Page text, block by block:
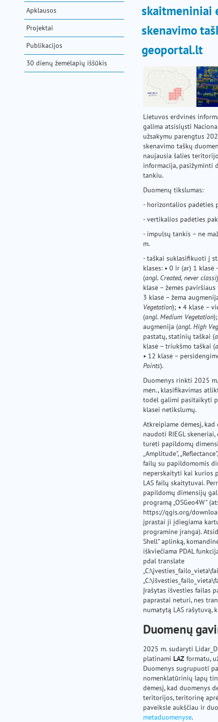
pagalba
Apklausos
Projektai
Publikacijos
30 dienų žemėlapių iššūkis
skaitmeniniai
skenavimo
geoportal.lt
Lietuvos erdvinės
galima atsisiųsti
užsakymu parengtus
skenavimo taškų
naujausia šalies
informacija, pasižyminti
tankiu.
Duomenų tikslumas:
- horizontalios padėties
- vertikalios padėties
- impulsų tankis – ne
m.
- taškai suklasifikuoti į
klases: • 0 ir (ar) 1
(angl. Created, never
klasė – žemės paviršiaus
3 klasė – žema
Vegetation); • 4 klasė –
(angl. Medium Vegetation
augmenija (angl. High
pastatų, statinių taškai (
klasė – triukšmo taškai (
• 12 klasė –
Points).
Duomenys rinkti 2025
mėn., klasifikavimas
todėl galimi pasitaikyti
klasei netikslumų.
Atkreipiame dėmesį,
naudoti RIEGL
turėti papildomų
„Amplitude",
failų su papildomomis
neperskaityti kai kurios
LAS failų skaitytuvai.
papildomų dimensijų
programą „OSGeo4W"
https://qgis.org/
įprastai ji įdiegiama kartu
programine įranga).
Shell" aplinką,
iškviečiama PDAL
pdal translate
Įrašytas išvesties failas
paprastai neturi, nes
numatytą LAS rašytuvą,
Duomenų
2025 m. sudaryti
platinami LAZ formatu,
Duomenys sugrupuoti
nomenklatūrinių lapų
dėmesį, kad duomenys
teritorijos, teritorinę
paveiksle aukščiau ir
metaduomenyse.